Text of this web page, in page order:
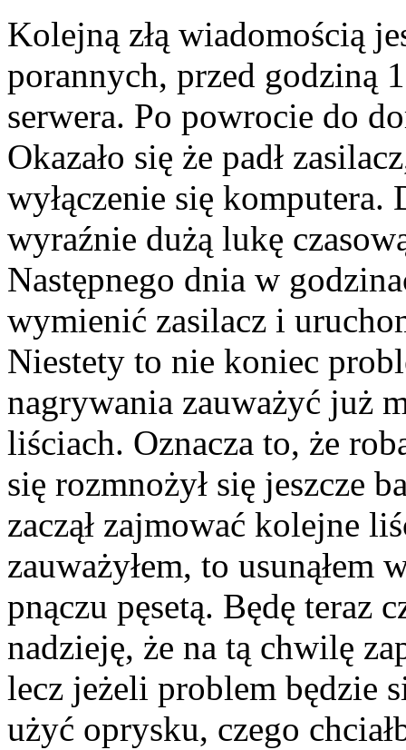
Kolejną złą wiadomością
porannych, przed godziną
serwera. Po powrocie do
Okazało się że padł
wyłączenie się
wyraźnie dużą lukę
Następnego dnia w
wymienić zasilacz i
Niestety to nie koniec
nagrywania zauważyć już
liściach. Oznacza to, że
się rozmnożył się jeszcze
zaczął zajmować kolejne
zauważyłem, to usunąłem
pnączu pęsetą. Będę teraz
nadzieję, że na tą chwilę
lecz jeżeli problem będzie
użyć oprysku, czego